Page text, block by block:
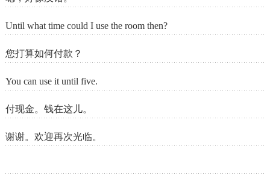
Until what time could I use the room then?
您打算如何付款？
You can use it until five.
付现金。钱在这儿。
谢谢。欢迎再次光临。